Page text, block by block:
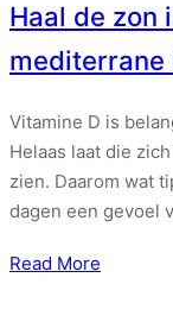
Haal de zon
Vitamine D is
Helaas laat die
zien. Daarom wat
dagen een gevoel
Read More